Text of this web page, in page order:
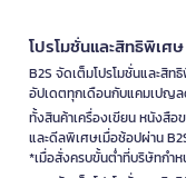
โปรโมชั่นและสิทธิพิเศษ
B2S จัดเต็มโปรโมชั่นและสิ
อัปเดตทุกเดือนกับแคมเปญล
ทั้งสินค้าเครื่องเขียน หนังสื
และดีลพิเศษเมื่อช้อปผ่าน
*เมื่อสั่งครบขั้นต่ำที่บริษัทกำ